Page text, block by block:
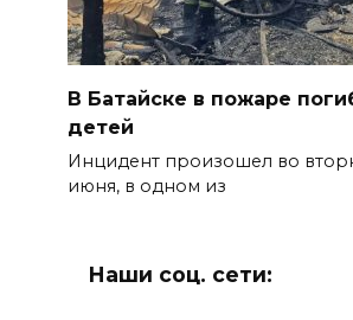
В Батайске в пожаре
детей
Инцидент произошел во
июня, в одном из
Наши соц. сети: